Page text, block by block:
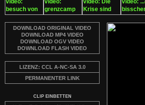
DOWNLOAD ORIGINAL VIDEO
DOWNLOAD MP4 VIDEO
DOWNLOAD OGV VIDEO
DOWNLOAD FLASH VIDEO
LIZENZ: CCL A-NC-SA 3.0
PERMANENTER LINK
CLIP EINBETTEN